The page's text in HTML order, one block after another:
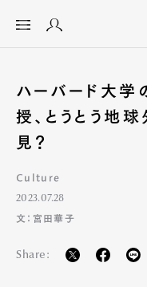
ハーバード大学
授、とうとう地
見？
Culture
2023.07.28
文：宮田華子
Share: